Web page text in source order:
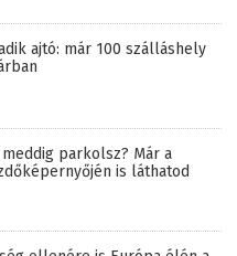
ajtó: már 100 szálláshely
parkolsz? Már a
is láthatod